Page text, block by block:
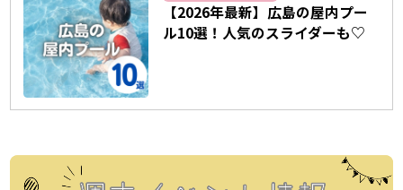
【2026年最新】広島の屋内プー
ル10選！人気のスライダーも♡